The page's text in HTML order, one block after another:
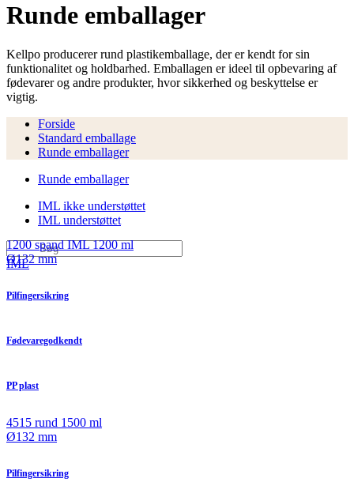
Runde emballager
Kellpo producerer rund plastikemballage, der er kendt for sin
funktionalitet og holdbarhed. Emballagen er ideel til opbevaring af
fødevarer og andre produkter, hvor sikkerhed og beskyttelse er
vigtig.
Forside
Standard emballage
Runde emballager
Runde emballager
IML ikke understøttet
IML understøttet
IML
1200 spand IML 1200 ml
Ø132 mm
Pilfingersikring
Fødevaregodkendt
PP plast
4515 rund 1500 ml
Ø132 mm
Pilfingersikring